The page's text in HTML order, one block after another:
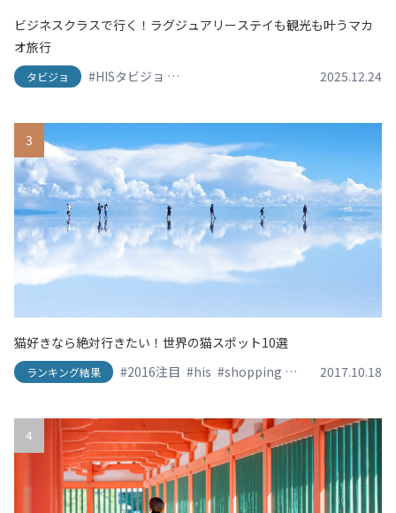
ビジネスクラスで行く！ラグジュアリーステイも観光も叶うマカ
オ旅行
タビジョ #HISタビジョ #HISタビジョレポーター #グランドリ
2025.12.24
3
猫好きなら絶対行きたい！世界の猫スポット10選
ランキング結果 #2016注目 #his #shopping #SNS映え #travel
2017.10.18
4